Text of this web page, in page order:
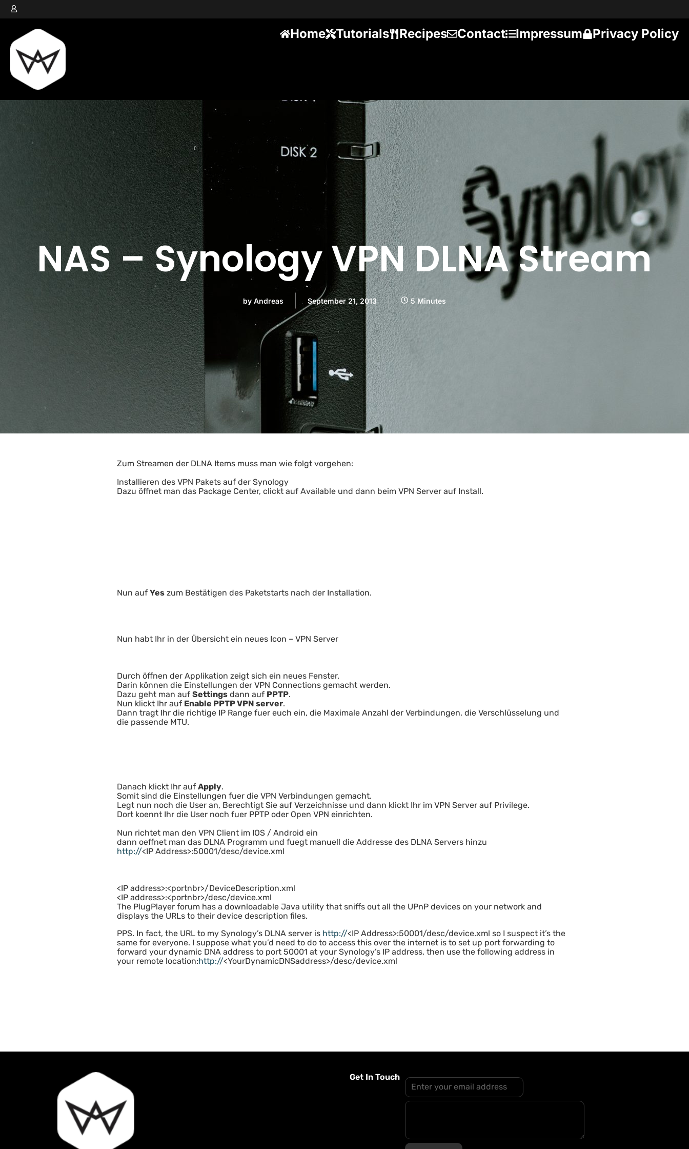
Home Tutorials Recipes Contact Impressum Privacy Policy
NAS – Synology VPN DLNA Stream
by Andreas September 21, 2013 5 Minutes
Zum Streamen der DLNA Items muss man wie folgt vorgehen:
Installieren des VPN Pakets auf der Synology
Dazu öffnet man das Package Center, clickt auf Available und dann beim VPN Server auf Install.
Nun auf Yes zum Bestätigen des Paketstarts nach der Installation.
Nun habt Ihr in der Übersicht ein neues Icon – VPN Server
Durch öffnen der Applikation zeigt sich ein neues Fenster.
Darin können die Einstellungen der VPN Connections gemacht werden.
Dazu geht man auf Settings dann auf PPTP.
Nun klickt Ihr auf Enable PPTP VPN server.
Dann tragt Ihr die richtige IP Range fuer euch ein, die Maximale Anzahl der Verbindungen, die Verschlüsselung und
die passende MTU.
Danach klickt Ihr auf Apply.
Somit sind die Einstellungen fuer die VPN Verbindungen gemacht.
Legt nun noch die User an, Berechtigt Sie auf Verzeichnisse und dann klickt Ihr im VPN Server auf Privilege.
Dort koennt Ihr die User noch fuer PPTP oder Open VPN einrichten.
Nun richtet man den VPN Client im IOS / Android ein
dann oeffnet man das DLNA Programm und fuegt manuell die Addresse des DLNA Servers hinzu
http://<IP Address>:50001/desc/device.xml
<IP address>:<portnbr>/DeviceDescription.xml
<IP address>:<portnbr>/desc/device.xml
The PlugPlayer forum has a downloadable Java utility that sniffs out all the UPnP devices on your network and
displays the URLs to their device description files.
PPS. In fact, the URL to my Synology’s DLNA server is http://<IP Address>:50001/desc/device.xml so I suspect it’s the
same for everyone. I suppose what you’d need to do to access this over the internet is to set up port forwarding to
forward your dynamic DNA address to port 50001 at your Synology’s IP address, then use the following address in
your remote location:http://<YourDynamicDNSaddress>/desc/device.xml
Get In Touch